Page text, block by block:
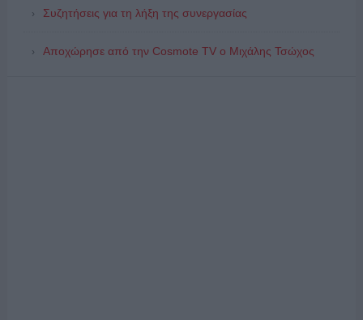
Συζητήσεις για τη λήξη της συνεργασίας
Αποχώρησε από την Cosmote TV o Μιχάλης Τσώχος